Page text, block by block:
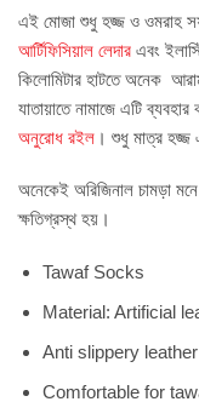
was:
৳ 250.
is:
৳
এই মোজা শুধু হজ্জ ও ওমরাহ
আর্টিফিসিয়াল লেদার এবং
কিলোমিটার হাটতে অনেক
যাতায়াতে নামাজে এটি
অনুরোধ রইল । শুধু মাত্র হজ্জ
অনেকেই অরিজিনাল চামড়া
ক্ষতিগ্রস্থ হয়।
Tawaf Socks
Material: Artificial
Anti slippery leather
Comfortable for